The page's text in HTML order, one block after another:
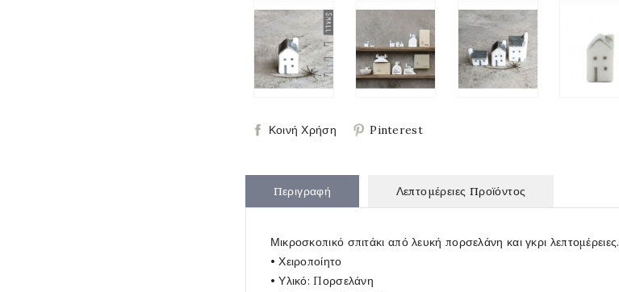
Κοινή Χρήση Pinterest
Περιγραφή Λεπτομέρειες Προϊόντος
Μικροσκοπικό σπιτάκι από λευκή πορσελάνη και γκρι λεπτομέρειες.
• Χειροποίητο
• Υλικό: Πορσελάνη